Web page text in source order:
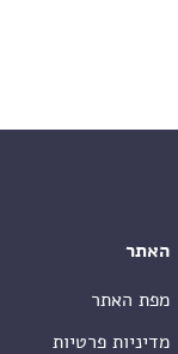
האתר
מפת האתר
מדיניות פרטיות